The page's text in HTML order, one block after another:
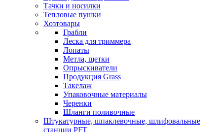
Тачки и носилки
Тепловые пушки
Хозтовары
Грабли
Леска для триммера
Лопаты
Метла, щетки
Опрыскиватели
Продукция Grass
Такелаж
Упаковочные материалы
Черенки
Шланги поливочные
Штукатурные, шпаклевочные, шлифовальные
станции PFT